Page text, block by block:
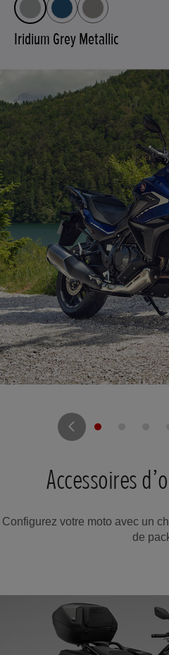
Iridium Grey Metallic
Accessoires
Configurez votre moto avec un
de